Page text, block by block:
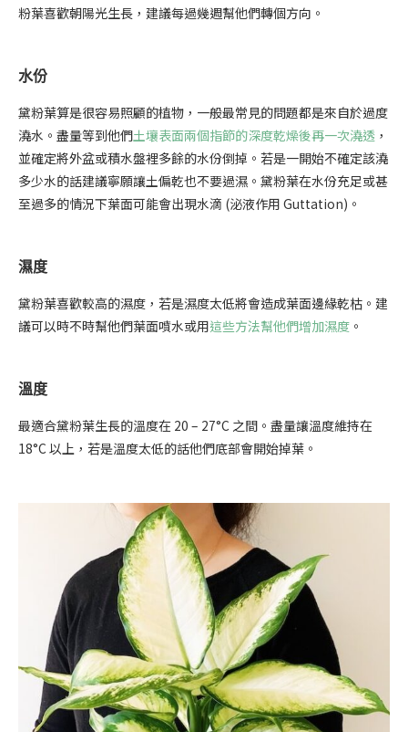
粉葉喜歡朝陽光生長，建議每過幾週幫他們轉個方向。
水份
黛粉葉算是很容易照顧的植物，一般最常見的問題都是來自於過度
澆水。盡量等到他們土壤表面兩個指節的深度乾燥後再一次澆透 ，
並確定將外盆或積水盤裡多餘的水份倒掉。若是一開始不確定該澆
多少水的話建議寧願讓土偏乾也不要過濕。黛粉葉在水份充足或甚
至過多的情況下葉面可能會出現水滴 (泌液作用 Guttation)。
濕度
黛粉葉喜歡較高的濕度，若是濕度太低將會造成葉面邊緣乾枯。建
議可以時不時幫他們葉面噴水或用這些方法幫他們增加濕度 。
溫度
最適合黛粉葉生長的溫度在 20 – 27°C 之間。盡量讓溫度維持在
18°C 以上，若是溫度太低的話他們底部會開始掉葉。